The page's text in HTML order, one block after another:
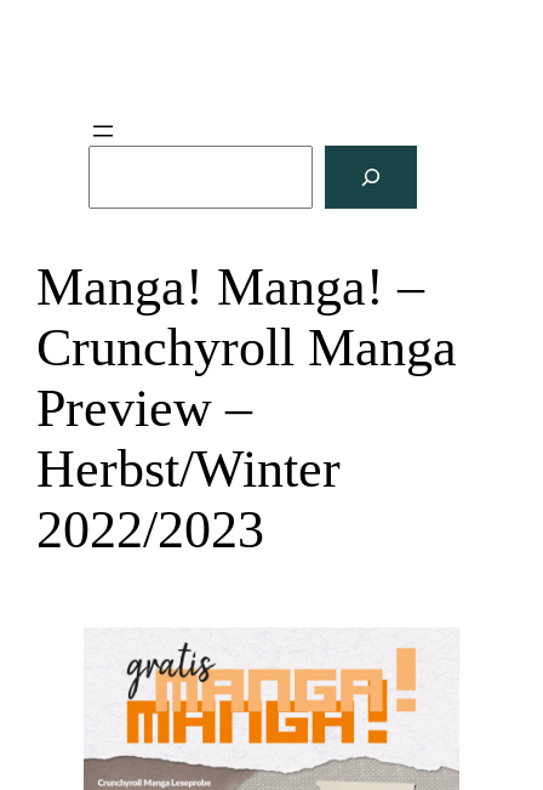
e
Manga! Manga! –
Crunchyroll Manga
Preview –
Herbst/Winter
2022/2023